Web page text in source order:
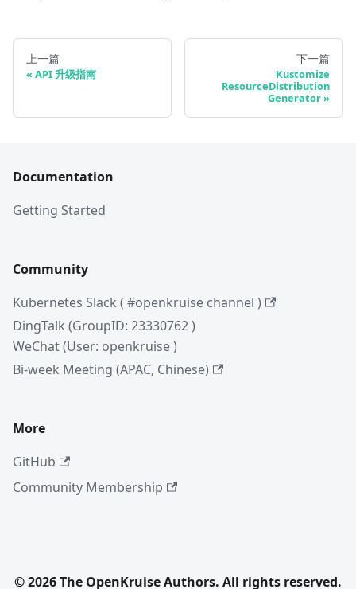
上一篇
API 升级指南
下一篇
Kustomize
ResourceDistribution
Generator
Documentation
Getting Started
Community
Kubernetes Slack ( #openkruise channel )
DingTalk (GroupID: 23330762 )
WeChat (User: openkruise )
Bi-week Meeting (APAC, Chinese)
More
GitHub
Community Membership
© 2026 The OpenKruise Authors. All rights reserved.